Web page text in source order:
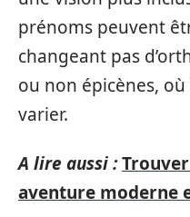
prénoms peuvent
changeant pas
ou non épicènes,
varier.
A lire aussi :
aventure moderne